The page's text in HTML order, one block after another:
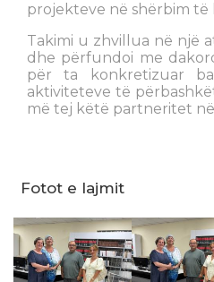
projekteve në shërbim
Takimi u zhvillua në një
dhe përfundoi me
për ta konkretizuar
aktiviteteve të
më tej këtë partneritet
Fotot e lajmit